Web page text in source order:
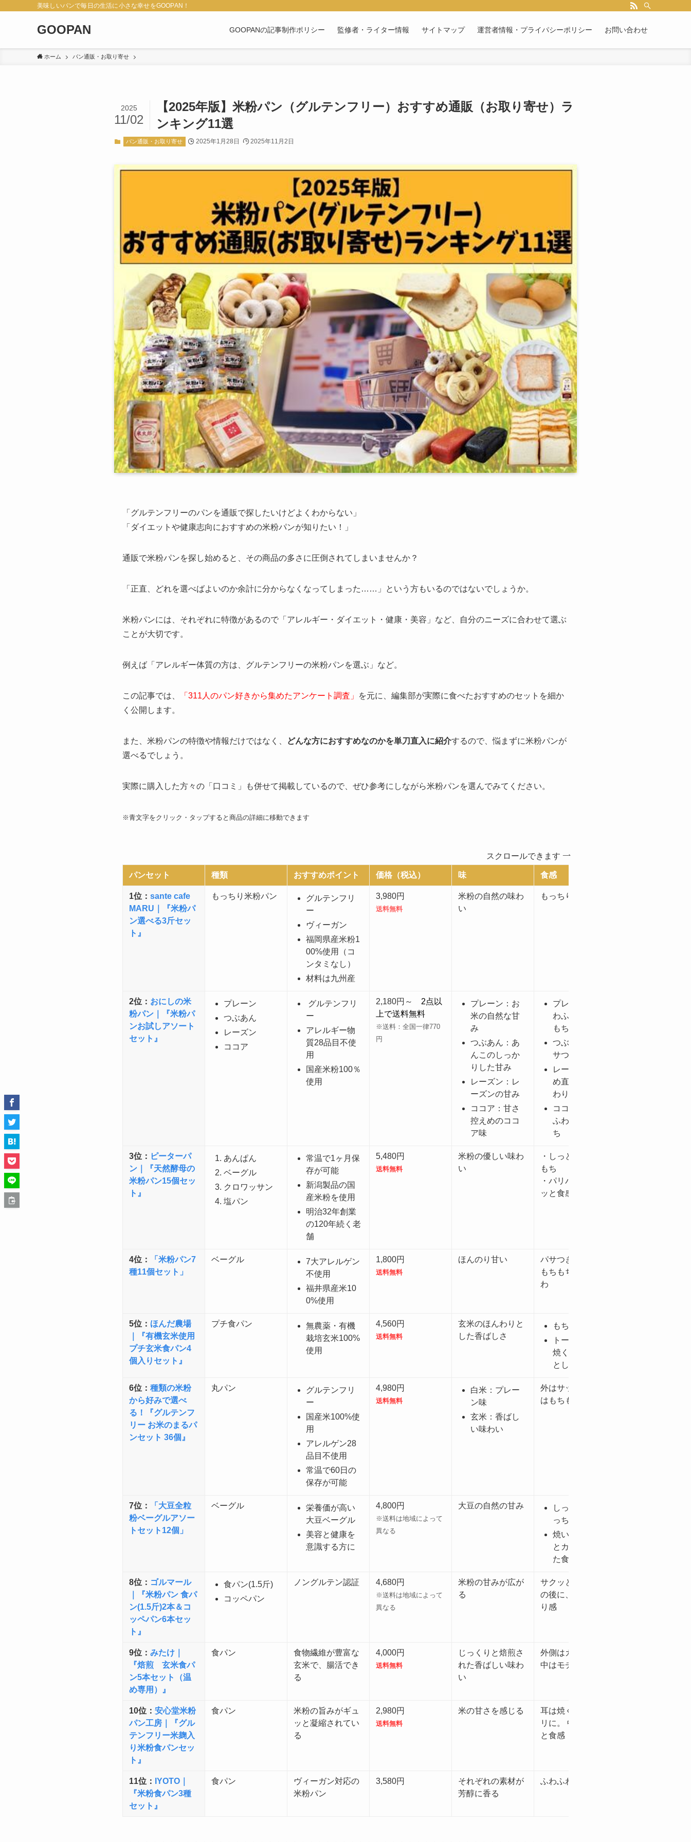
美味しいパンで毎日の生活に小さな幸せをGOOPAN！
GOOPAN GOOPANの記事制作ポリシー 監修者・ライター情報 サイトマップ 運営者情報・プライパシーポリシー お問い合わせ
ホーム パン通販・お取り寄せ
【2025年版】米粉パン（グルテンフリー）おすすめ通販（お取り寄せ）ラ
ンキング11選
2025
11/02
パン通販・お取り寄せ 2025年1月28日 2025年11月2日
「グルテンフリーのパンを通販で探したいけどよくわからない」
「ダイエットや健康志向におすすめの米粉パンが知りたい！」
通販で米粉パンを探し始めると、その商品の多さに圧倒されてしまいませんか？
「正直、どれを選べばよいのか余計に分からなくなってしまった……」という方もいるのではないでしょうか。
米粉パンには、それぞれに特徴があるので「アレルギー・ダイエット・健康・美容」など、自分のニーズに合わせて選ぶ
ことが大切です。
例えば「アレルギー体質の方は、グルテンフリーの米粉パンを選ぶ」など。
この記事では、 「 311人のパン好きから集めたアンケート調査」
を元に、編集部が実際に食べたおすすめのセットを細か
く公開します。
また、米粉パンの特徴や情報だけではなく、 どんな方におすすめなのかを単刀直入に紹介するので、悩まずに米粉パンが
選べるでしょう。
実際に購入した方々の「口コミ」も併せて掲載しているので、ぜひ参考にしながら米粉パンを選んでみてください。
※青文字をクリック・タップすると商品の詳細に移動できます
スクロールできます
パンセット 種類 おすすめポイント 価格（税込） 味 食感
1位： sante cafe
MARU｜『米粉パ
ン選べる3斤セッ
ト』
もっちり米粉パン
グルテンフリ
ー
ヴィーガン
福岡県産米粉1
00%使用（コ
ンタミなし）
材料は九州産
3,980円
送料無料
米粉の自然の味わ
い
もっちり食感
2位： おにしの米
粉パン｜『米粉パ
ンお試しアソート
セット』
プレーン
つぶあん
レーズン
ココア
グルテンフリ
ー
アレルギー物
質28品目不使
用
国産米粉100％
使用
2,180円～ 2点以
上で送料無料
※送料：全国一律770
円
プレーン：お
米の自然な甘
み
つぶあん：あ
んこのしっか
りした甘み
レーズン：レ
ーズンの甘み
ココア：甘さ
控えめのココ
ア味
プレーン：ふ
わふわ、もち
もち
つぶあん：パ
サつきあり
レーズン：温
め直後はふん
わり
ココア：ふわ
ふわ、もちも
ち
3位： ピーターパ
ン｜『天然酵母の
米粉パン15個セッ
ト』
あんぱん
ベーグル
クロワッサン
塩パン
常温で1ヶ月保
存が可能
新潟製品の国
産米粉を使用
明治32年創業
の120年続く老
舗
5,480円
送料無料
米粉の優しい味わ
い
・しっとり&もち
もち
・パリパリ&カリ
ッと食感
4位：
「米粉パン7
種11個セット」
ベーグル
7大アレルゲン
不使用
福井県産米10
0%使用
1,800円
送料無料
ほんのり甘い
パサつきがなく、
もちもち、ふわふ
わ
5位： ほんだ農場
｜『有機玄米使用
プチ玄米食パン4
個入りセット』
プチ食パン
無農薬・有機
栽培玄米100%
使用
4,560円
送料無料
玄米のほんわりと
した香ばしさ
もちもち感
トースターで
焼くとカリッ
とした食感
6位： 種類の米粉
から好みで選べ
る！『グルテンフ
リー お米のまるパ
ンセット 36個』
丸パン
グルテンフリ
ー
国産米100%使
用
アレルゲン28
品目不使用
常温で60日の
保存が可能
4,980円
送料無料
白米：プレー
ン味
玄米：香ばし
い味わい
外はサックリ、中
はもちもち
7位：
「大豆全粒
粉ベーグルアソー
トセット12個」
ベーグル
栄養価が高い
大豆ベーグル
美容と健康を
意識する方に
4,800円
※送料は地域によって
異なる
大豆の自然の甘み
しっとり、も
っちり
焼いて食べる
とカリっとし
た食感
8位： ゴルマール
｜『米粉パン 食パ
ン(1.5斤)2本＆コ
ッペパン6本セッ
ト』
食パン(1.5斤)
コッペパン
ノングルテン認証 4,680円
※送料は地域によって
異なる
米粉の甘みが広が
る
サクッとした食感
の後に、もちっち
り感
9位： みたけ｜
『焙煎 玄米食パ
ン5本セット（温
め専用）』
食パン
食物繊維が豊富な
玄米で、腸活でき
る
4,000円
送料無料
じっくりと焙煎さ
れた香ばしい味わ
い
外側はカリッと、
中はモチッと食感
10位： 安心堂米粉
パン工房｜『グル
テンフリー米麹入
り米粉食パンセッ
ト』
食パン
米粉の旨みがギュ
ッと凝縮されてい
る
2,980円
送料無料
米の甘さを感じる
耳は焼くとカリカ
リに。 中はモチッ
と食感
11位： IYOTO｜
『米粉食パン3種
セット』
食パン
ヴィーガン対応の
米粉パン
3,580円
それぞれの素材が
芳醇に香る
ふわふわ食感